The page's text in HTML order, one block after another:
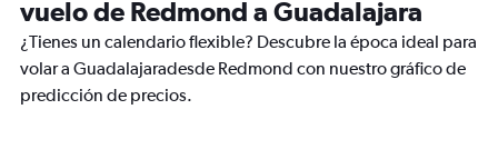
vuelo de Redmond a Guadalajara
¿Tienes un calendario flexible? Descubre la época ideal para
volar a Guadalajaradesde Redmond con nuestro gráfico de
predicción de precios.